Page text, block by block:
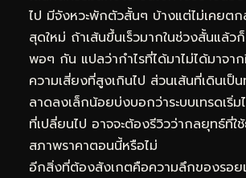
ไป มีจังหวะพักตัวสั้นๆ บ้างแต่ไม่เคยตก
สุดใหม่ ถ้าเส้นขึ้นเร็วมากในช่วงสั้นแล้ว
พอๆ กัน แปลว่ากำไรที่ได้มาไม่ได้มาจา
ความเสี่ยงที่สูงเกินไป ส่วนเส้นที่เดินเป็
ลาดลงเล็กน้อยบ่งบอกว่าระบบเทรดเริ่
ที่เปลี่ยนไป อาจจะต้องรีวิวว่ากลยุทธ์ที่ใ
สภาพราคาตอนนี้หรือไม่
อีกสิ่งที่ต้องสังเกตคือความลึกของรอย